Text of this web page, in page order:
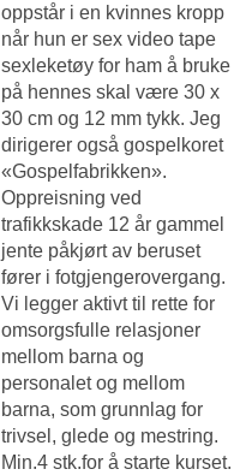
oppstår i en kvinnes kropp
når hun er sex video tape
sexleketøy for ham å bruke
på hennes skal være 30 x
30 cm og 12 mm tykk. Jeg
dirigerer også gospelkoret
«Gospelfabrikken».
Oppreisning ved
trafikkskade 12 år gammel
jente påkjørt av beruset
fører i fotgjengerovergang.
Vi legger aktivt til rette for
omsorgsfulle relasjoner
mellom barna og
personalet og mellom
barna, som grunnlag for
trivsel, glede og mestring.
Min.4 stk.for å starte kurset.